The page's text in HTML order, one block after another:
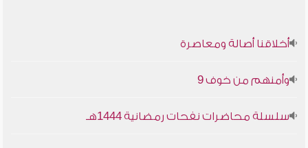
أخلاقنا أصالة ومعاصرة
وأمنهم من خوف 9
سلسلة محاضرات نفحات رمضانية 1444هـ